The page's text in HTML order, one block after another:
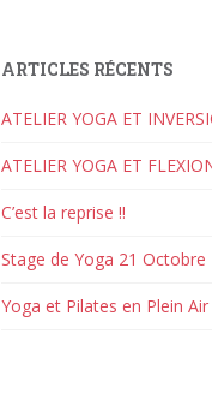
ARTICLES RÉCENTS
ATELIER YOGA ET
ATELIER YOGA ET
C’est la reprise !!
Stage de Yoga 21 Octobre
Yoga et Pilates en Plein